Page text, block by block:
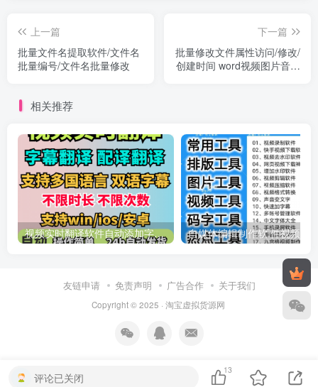
上一篇
批量文件名提取软件/文件名
批量编号/文件名批量修改
下一篇
批量修改文件属性访问/修改/
创建时间 word视频图片音乐
相关推荐
视频实时翻译软件自动添加字幕同声传译看剧网课翻译工具字幕生成
友链申请 免责声明 广告合作 关于我们
Copyright © 2025 · 淘宝虚拟货源网
评论已关闭
13